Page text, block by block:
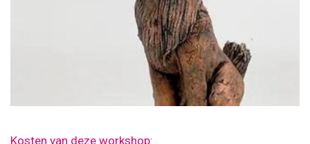
Kosten van deze workshop: